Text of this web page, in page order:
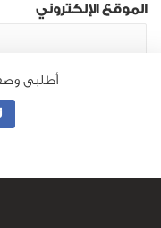
أطلبى
الموقع الإلكتروني